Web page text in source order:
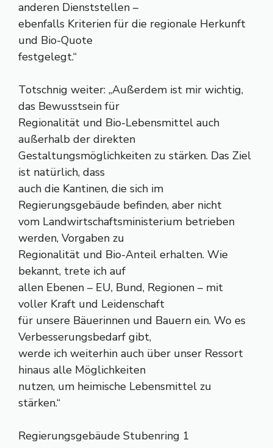
anderen Dienststellen –
ebenfalls Kriterien für die regionale Herkunft
und Bio-Quote
festgelegt.“
Totschnig weiter: „Außerdem ist mir wichtig,
das Bewusstsein für
Regionalität und Bio-Lebensmittel auch
außerhalb der direkten
Gestaltungsmöglichkeiten zu stärken. Das Ziel
ist natürlich, dass
auch die Kantinen, die sich im
Regierungsgebäude befinden, aber nicht
vom Landwirtschaftsministerium betrieben
werden, Vorgaben zu
Regionalität und Bio-Anteil erhalten. Wie
bekannt, trete ich auf
allen Ebenen – EU, Bund, Regionen – mit
voller Kraft und Leidenschaft
für unsere Bäuerinnen und Bauern ein. Wo es
Verbesserungsbedarf gibt,
werde ich weiterhin auch über unser Ressort
hinaus alle Möglichkeiten
nutzen, um heimische Lebensmittel zu
stärken.“
Regierungsgebäude Stubenring 1